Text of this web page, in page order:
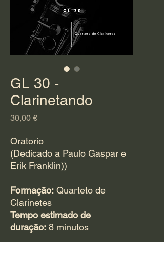
GL 30 -
Clarinetando
30,00 €Preço
Oratorio
(Dedicado a Paulo Gaspar e
Erik Franklin))
Formação: Quarteto de
Clarinetes
Tempo estimado de
duração: 8 minutos